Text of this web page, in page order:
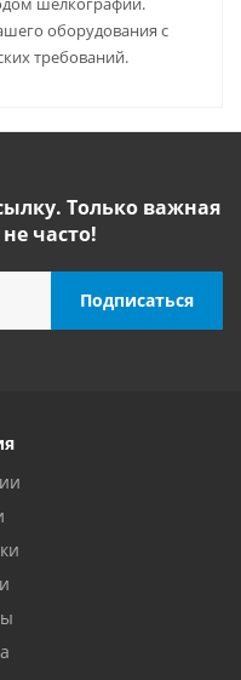
оборудования с
требований.
Только важная
часто!